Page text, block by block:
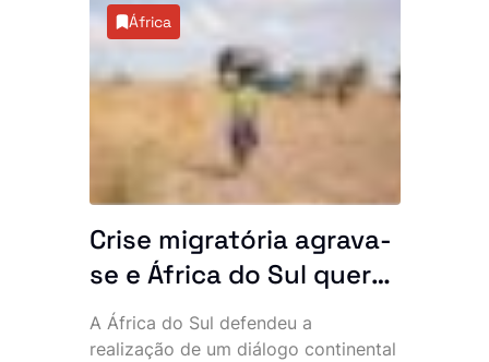
apresenta uma execução física
inferior a 50%, quando já deveria
rondar os 80%. Apesar do cenário, a
governante acredita que a unidade
poderá ser concluída e inaugurada
ainda este ano.
África
Crise migratória agrava-
se e África do Sul quer
resposta conjunta do
continente
A África do Sul defendeu a
realização de um diálogo continental